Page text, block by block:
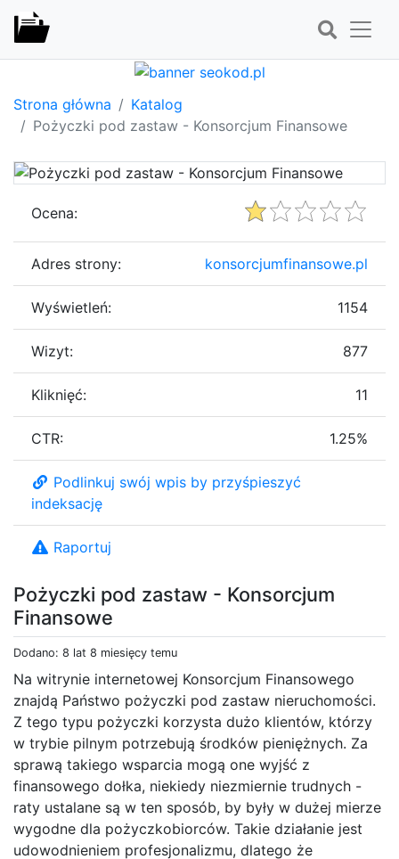
Strona główna
Katalog
Pożyczki pod zastaw - Konsorcjum Finansowe
Pożyczki pod zastaw - Konsorcjum
Finansowe
Dodano: 8 lat 8 miesięcy temu
Na witrynie internetowej Konsorcjum Finansowego
znajdą Państwo pożyczki pod zastaw nieruchomości.
Z tego typu pożyczki korzysta dużo klientów, którzy
w trybie pilnym potrzebują środków pieniężnych. Za
sprawą takiego wsparcia mogą one wyjść z
finansowego dołka, niekiedy niezmiernie trudnych -
raty ustalane są w ten sposób, by były w dużej mierze
wygodne dla pożyczkobiorców. Takie działanie jest
udowodnieniem profesjonalizmu, dlatego że
Ocena:
Adres strony: konsorcjumfinansowe.pl
Wyświetleń: 1154
Wizyt: 877
Kliknięć: 11
CTR: 1.25%
Podlinkuj swój wpis by przyśpieszyć
indeksację
Raportuj